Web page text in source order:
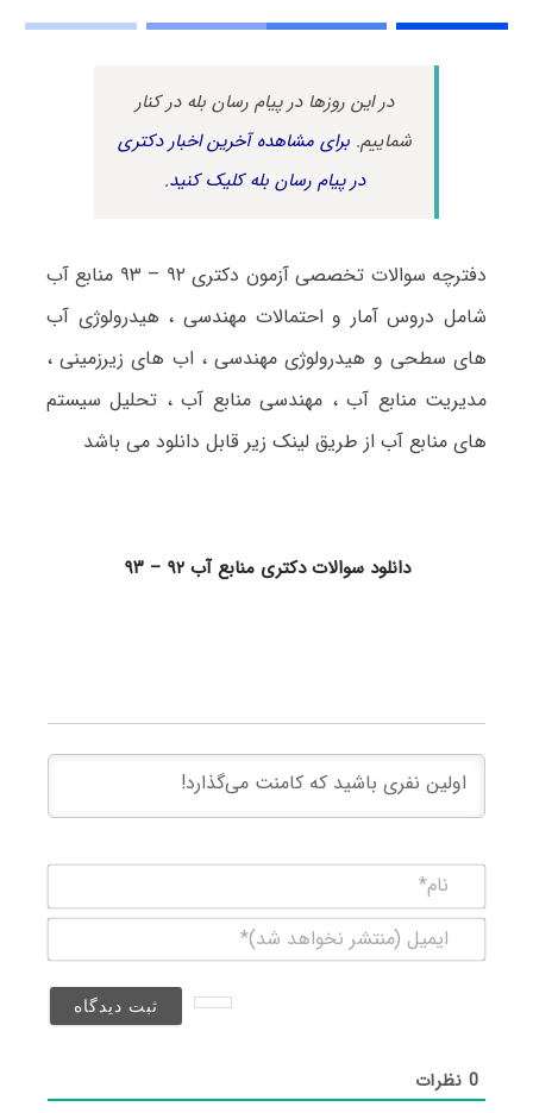
در این روزها در پیام رسان بله در کنار
شماییم.برای مشاهده آخرین اخبار دکتری
در پیام رسان بله کلیک کنید.
دفترچه سوالات تخصصی آزمون دکتری ۹۲ – ۹۳ منابع آب
شامل دروس آمار و احتمالات مهندسی ، هیدرولوژی آب
های سطحی و هیدرولوژی مهندسی ، اب های زیرزمینی ،
مدیریت منابع آب ، مهندسی منابع آب ، تحلیل سیستم
های منابع آب از طریق لینک زیر قابل دانلود می باشد
دانلود سوالات دکتری منابع آب ۹۲ – ۹۳
(منتشر
0نظرات